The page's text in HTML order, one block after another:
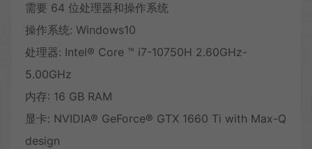
需要 64 位处理器和操作系统
操作系统: Windows10
处理器: Intel® Core ™ i7-10750H 2.60GHz-
5.00GHz
内存: 16 GB RAM
显卡: NVIDIA® GeForce® GTX 1660 Ti with Max-Q
design